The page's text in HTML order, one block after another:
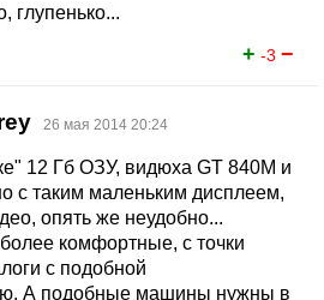
глупенько...
+ -3 −
26 мая 2014 20:24
12 Гб ОЗУ, видюха GT 840M и
с таким маленьким дисплеем,
опять же неудобно...
комфортные, с точки
с подобной
А подобные машины нужны в